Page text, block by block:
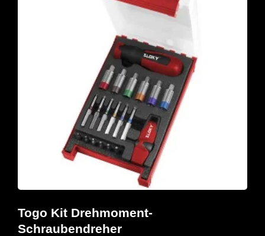
Togo Kit Drehmoment-
Schraubendreher